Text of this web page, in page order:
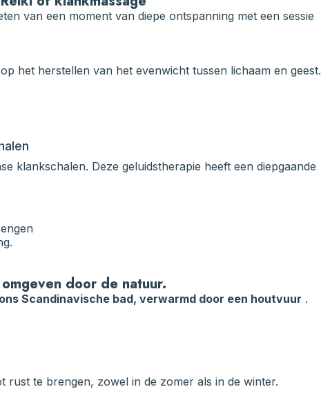
van een moment van diepe ontspanning met een sessie
het herstellen van het evenwicht tussen lichaam en geest.
klankschalen. Deze geluidstherapie heeft een diepgaande
door de natuur.
Scandinavische bad, verwarmd door een houtvuur .
rust te brengen, zowel in de zomer als in de winter.